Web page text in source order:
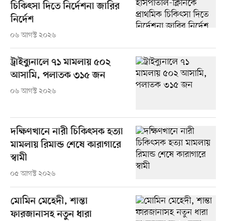
চিকিৎসা দিতে নির্দেশনা জারির
নির্দেশ
০৬ আগস্ট ২০২৬
ট্রাইব্যুনালে ৭১ মামলায় ৫০২
আসামি, পলাতক ৩১৫ জন
০৬ আগস্ট ২০২৬
দক্ষিণখানে নারী চিকিৎসক হত্যা
মামলায় রিমান্ড শেষে কারাগারে
স্বামী
০৫ আগস্ট ২০২৬
মোমিন মেহেদী, শান্তা
ফারজানাসহ নতুন ধারা